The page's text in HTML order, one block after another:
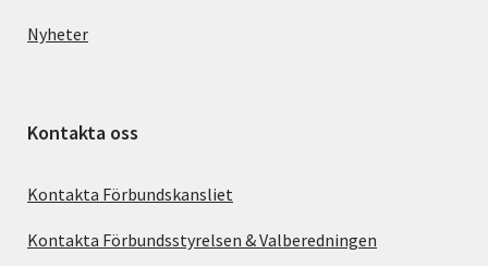
Nyheter
Kontakta oss
Kontakta Förbundskansliet
Kontakta Förbundsstyrelsen & Valberedningen